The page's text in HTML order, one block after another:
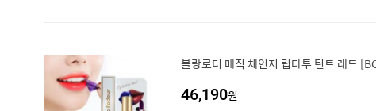
블랑로더 매직 체인지 립타투 틴트 레드
46,190원